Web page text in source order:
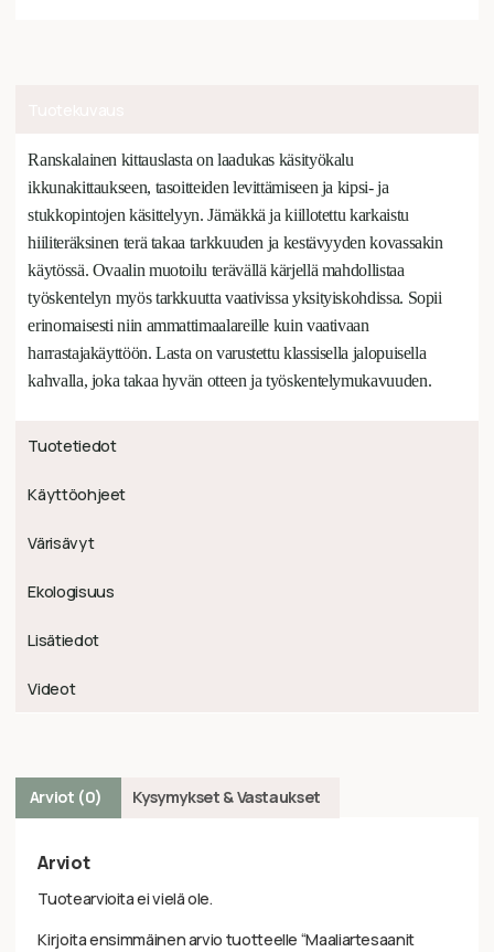
Ranskalainen kittauslasta on laadukas käsityökalu
ikkunakittaukseen, tasoitteiden levittämiseen ja kipsi- ja
stukkopintojen käsittelyyn. Jämäkkä ja kiillotettu karkaistu
hiiliteräksinen terä takaa tarkkuuden ja kestävyyden kovassakin
käytössä. Ovaalin muotoilu terävällä kärjellä mahdollistaa
työskentelyn myös tarkkuutta vaativissa yksityiskohdissa. Sopii
erinomaisesti niin ammattimaalareille kuin vaativaan
harrastajakäyttöön. Lasta on varustettu klassisella jalopuisella
kahvalla, joka takaa hyvän otteen ja työskentelymukavuuden.
Tuotetiedot
Käyttöohjeet
Värisävyt
Ekologisuus
Lisätiedot
Videot
Arviot (0) Kysymykset & Vastaukset
Arviot
Tuotearvioita ei vielä ole.
Kirjoita ensimmäinen arvio tuotteelle “Maaliartesaanit